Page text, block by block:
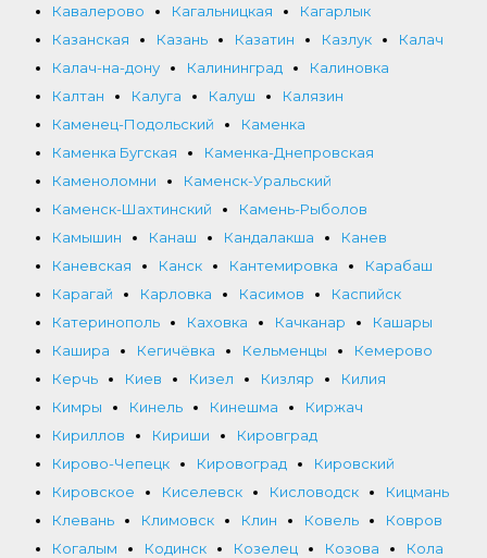
Кавалерово
Кагальницкая
Кагарлык
Казанская
Казань Казатин Казлук
Калач
Калач-на-дону
Калининград
Калиновка
Калтан
Калуга Калуш
Калязин
Каменец-Подольский
Каменка
Каменка Бугская
Каменка-Днепровская
Каменоломни
Каменск-Уральский
Каменск-Шахтинский
Камень-Рыболов
Камышин
Канаш Кандалакша
Канев
Каневская
Канск Кантемировка
Карабаш
Карагай
Карловка Касимов
Каспийск
Катеринополь
Каховка Качканар
Кашары
Кашира
Кегичёвка Кельменцы
Кемерово
Керчь
Киев Кизел Кизляр
Килия
Кимры
Кинель Кинешма
Киржач
Кириллов
Кириши
Кировград
Кирово-Чепецк
Кировоград
Кировский
Кировское
Киселевск Кисловодск
Кицмань
Клевань
Климовск Клин Ковель
Ковров
Когалым
Кодинск Козелец Козова
Кола